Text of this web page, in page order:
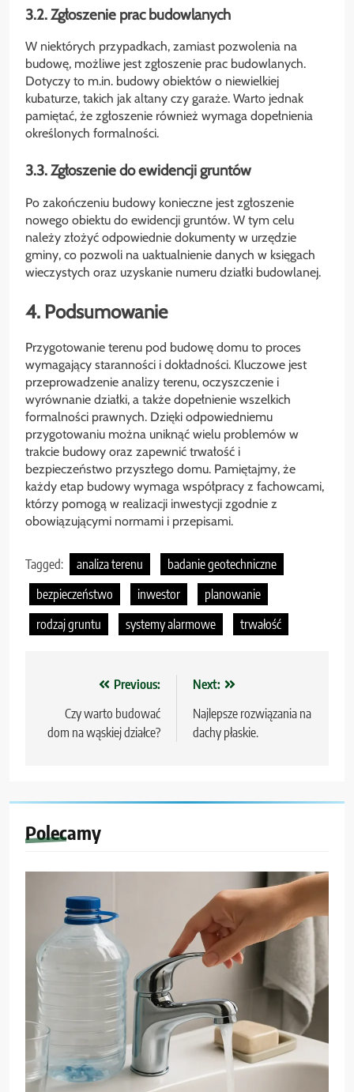
3.2. Zgłoszenie prac budowlanych
W niektórych przypadkach, zamiast pozwolenia na
budowę, możliwe jest zgłoszenie prac budowlanych.
Dotyczy to m.in. budowy obiektów o niewielkiej
kubaturze, takich jak altany czy garaże. Warto jednak
pamiętać, że zgłoszenie również wymaga dopełnienia
określonych formalności.
3.3. Zgłoszenie do ewidencji gruntów
Po zakończeniu budowy konieczne jest zgłoszenie
nowego obiektu do ewidencji gruntów. W tym celu
należy złożyć odpowiednie dokumenty w urzędzie
gminy, co pozwoli na uaktualnienie danych w księgach
wieczystych oraz uzyskanie numeru działki budowlanej.
4. Podsumowanie
Przygotowanie terenu pod budowę domu to proces
wymagający staranności i dokładności. Kluczowe jest
przeprowadzenie analizy terenu, oczyszczenie i
wyrównanie działki, a także dopełnienie wszelkich
formalności prawnych. Dzięki odpowiedniemu
przygotowaniu można uniknąć wielu problemów w
trakcie budowy oraz zapewnić trwałość i
bezpieczeństwo przyszłego domu. Pamiętajmy, że
każdy etap budowy wymaga współpracy z fachowcami,
którzy pomogą w realizacji inwestycji zgodnie z
obowiązującymi normami i przepisami.
Tagged: analiza terenu
badanie geotechniczne
bezpieczeństwo
inwestor
planowanie
rodzaj gruntu
systemy alarmowe trwałość
Nawigacja
wpisu
Previous:
Czy warto budować
dom na wąskiej działce?
Next:
Najlepsze rozwiązania na
dachy płaskie.
Polecamy